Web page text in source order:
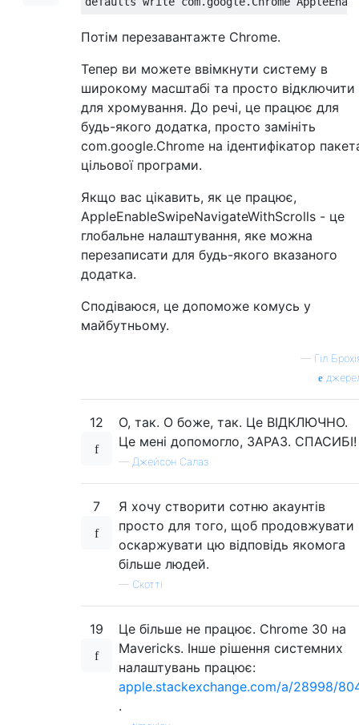
Потім перезавантажте Chrome.
Тепер ви можете ввімкнути систему в
широкому масштабі та просто відключити
для хромування. До речі, це працює для
будь-якого додатка, просто замініть
com.google.Chrome на ідентифікатор
цільової програми.
Якщо вас цікавить, як це працює,
AppleEnableSwipeNavigateWithScrolls - це
глобальне налаштування, яке можна
перезаписати для будь-якого вказаного
додатка.
Сподіваюся, це допоможе комусь у
майбутньому.
— Гіл
12
О, так. О боже, так. Це ВІДКЛЮЧНО.
Це мені допомогло, ЗАРАЗ. СПАСИБІ!
— Джейсон Салаз
7
Я хочу створити сотню акаунтів
просто для того, щоб продовжувати
оскаржувати цю відповідь якомога
більше людей.
— Скотті
19
Це більше не працює. Chrome 30 на
Mavericks. Інше рішення системних
налаштувань працює:
apple.stackexchange.com/a/28998/
.